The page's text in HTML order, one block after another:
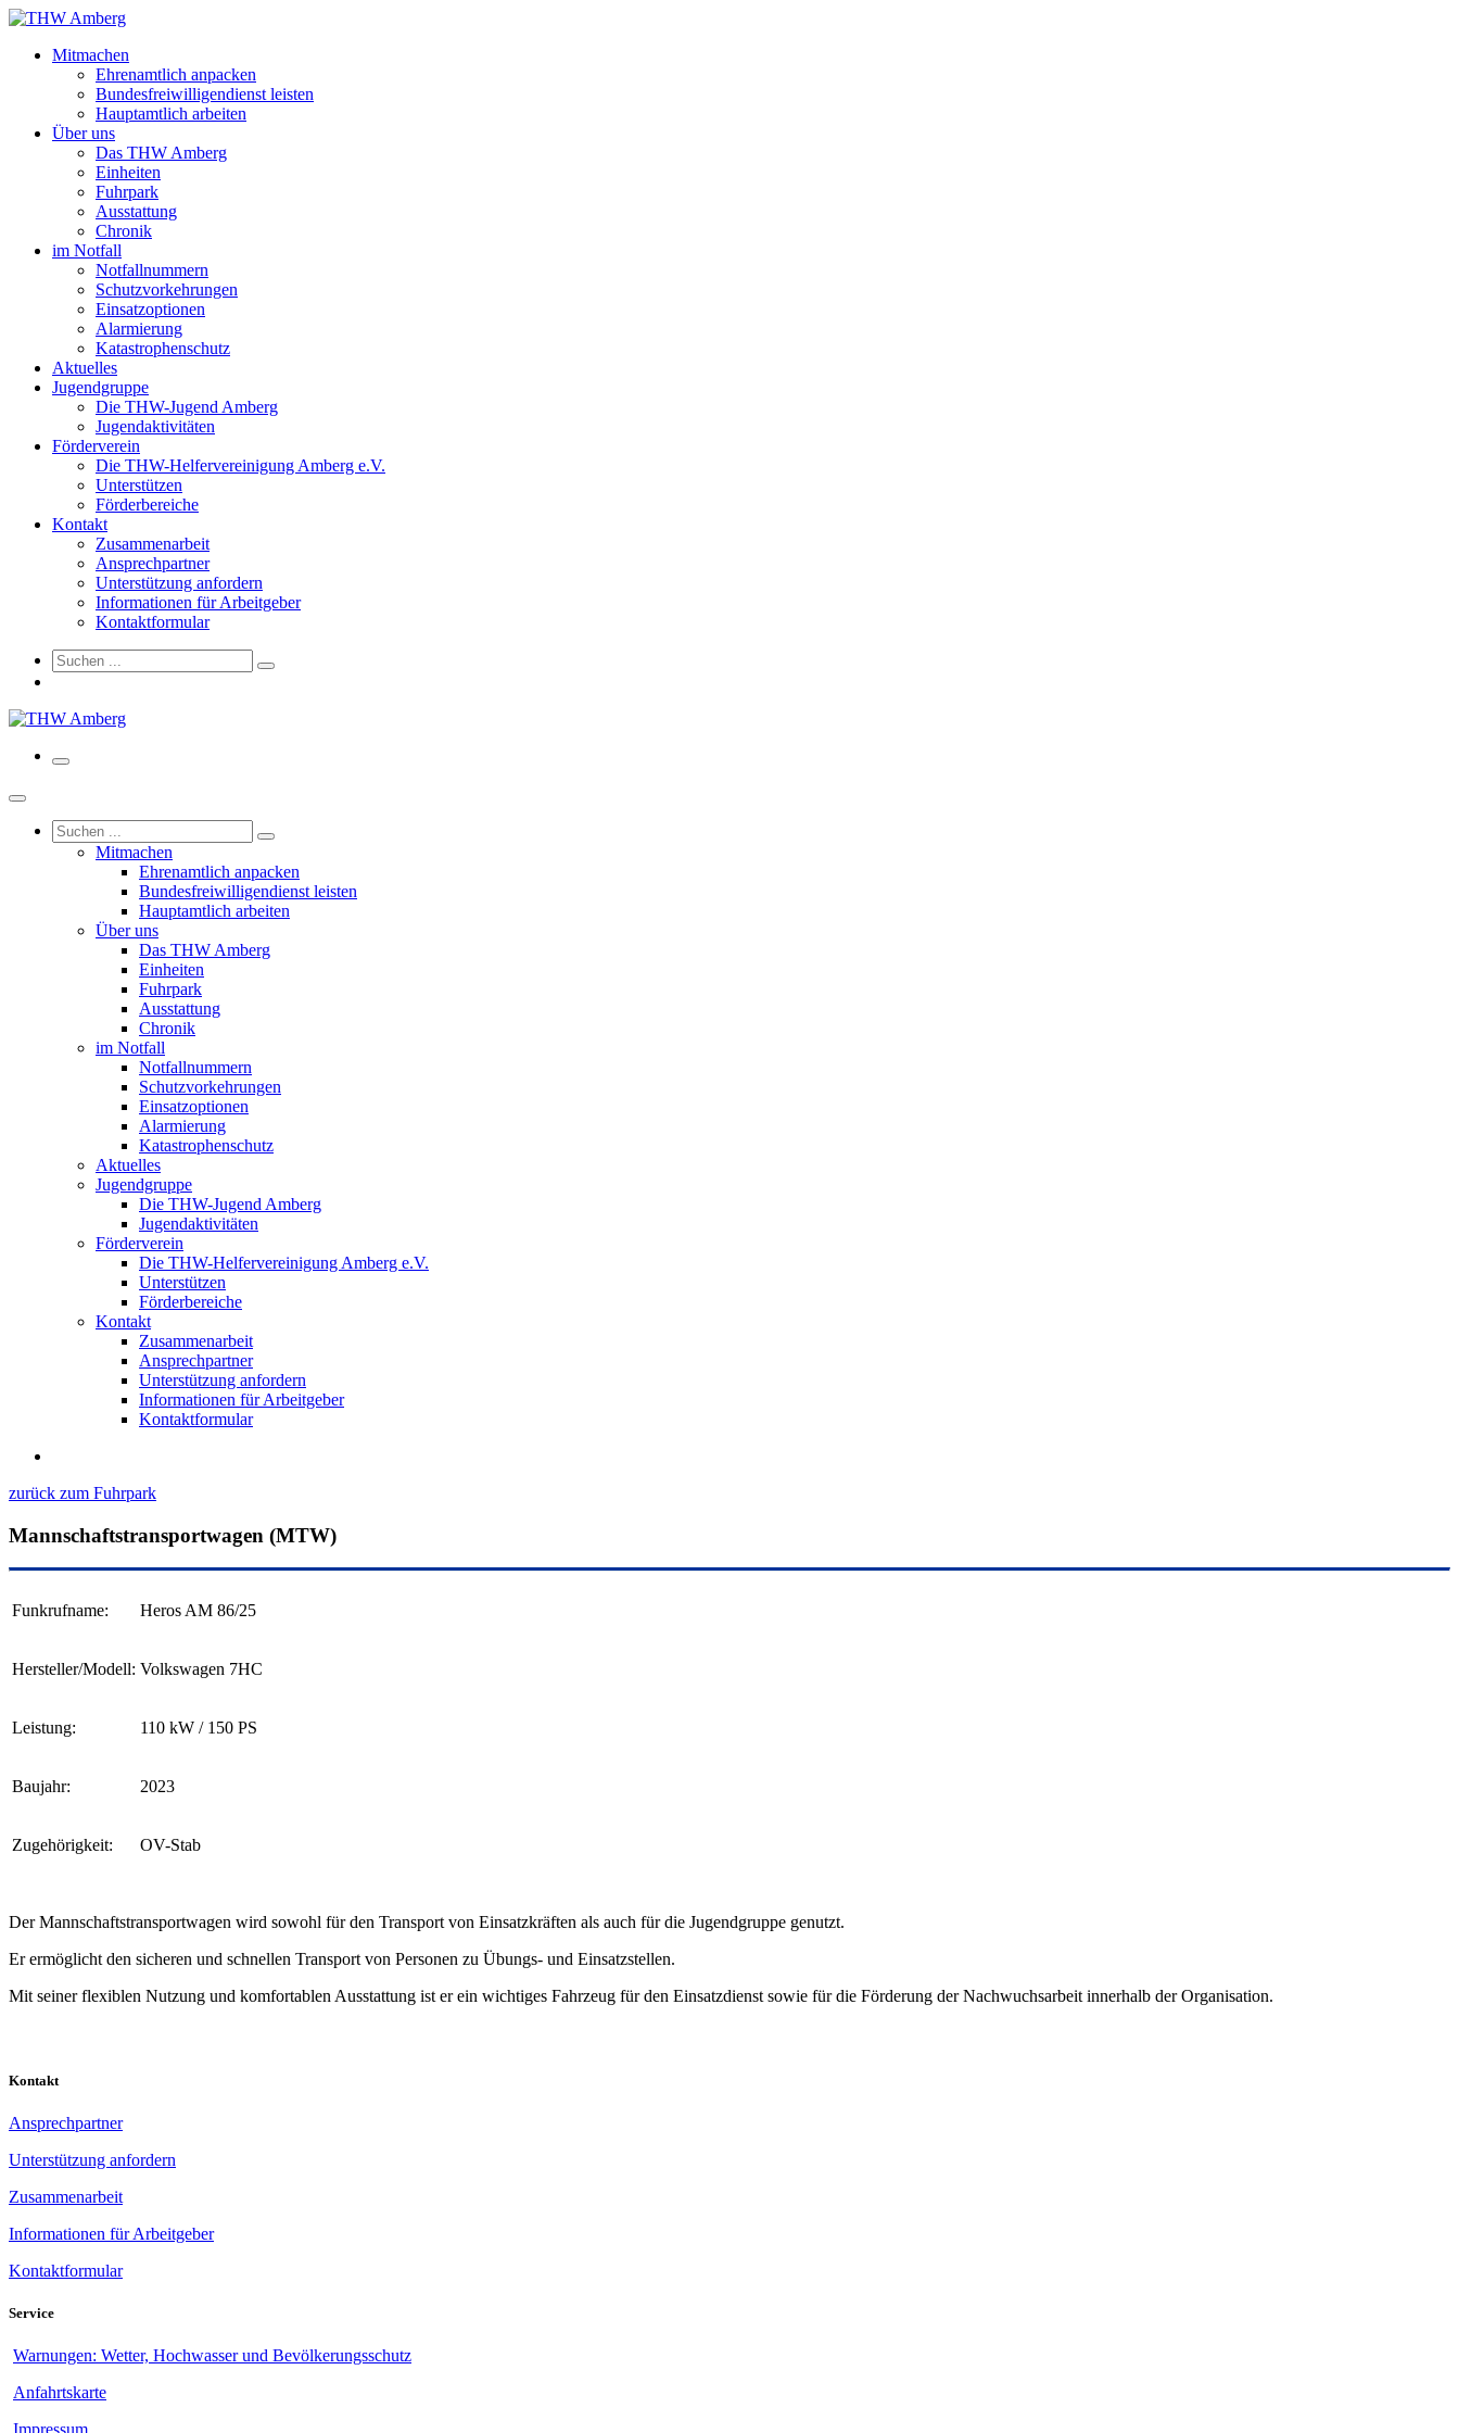
Mitmachen
Ehrenamtlich anpacken
Bundesfreiwilligendienst leisten
Hauptamtlich arbeiten
Über uns
Das THW Amberg
Einheiten
Fuhrpark
Ausstattung
Chronik
im Notfall
Notfallnummern
Schutzvorkehrungen
Einsatzoptionen
Alarmierung
Katastrophenschutz
Aktuelles
Jugendgruppe
Die THW-Jugend Amberg
Jugendaktivitäten
Förderverein
Die THW-Helfervereinigung Amberg e.V.
Unterstützen
Förderbereiche
Kontakt
Zusammenarbeit
Ansprechpartner
Unterstützung anfordern
Informationen für Arbeitgeber
Kontaktformular
Mitmachen
Ehrenamtlich anpacken
Bundesfreiwilligendienst leisten
Hauptamtlich arbeiten
Über uns
Das THW Amberg
Einheiten
Fuhrpark
Ausstattung
Chronik
im Notfall
Notfallnummern
Schutzvorkehrungen
Einsatzoptionen
Alarmierung
Katastrophenschutz
Aktuelles
Jugendgruppe
Die THW-Jugend Amberg
Jugendaktivitäten
Förderverein
Die THW-Helfervereinigung Amberg e.V.
Unterstützen
Förderbereiche
Kontakt
Zusammenarbeit
Ansprechpartner
Unterstützung anfordern
Informationen für Arbeitgeber
Kontaktformular
zurück zum Fuhrpark
Mannschaftstransportwagen (MTW)
Funkrufname: Heros AM 86/25
Hersteller/Modell: Volkswagen 7HC
Leistung: 110 kW / 150 PS
Baujahr: 2023
Zugehörigkeit: OV-Stab
Der Mannschaftstransportwagen wird sowohl für den Transport von Einsatzkräften als auch für die Jugendgruppe genutzt.
Er ermöglicht den sicheren und schnellen Transport von Personen zu Übungs- und Einsatzstellen.
Mit seiner flexiblen Nutzung und komfortablen Ausstattung ist er ein wichtiges Fahrzeug für den Einsatzdienst sowie für die Förderung der Nachwuchsarbeit innerhalb der Organisation.
Kontakt
Ansprechpartner
Unterstützung anfordern
Zusammenarbeit
Informationen für Arbeitgeber
Kontaktformular
Service
Warnungen: Wetter, Hochwasser und Bevölkerungsschutz
Anfahrtskarte